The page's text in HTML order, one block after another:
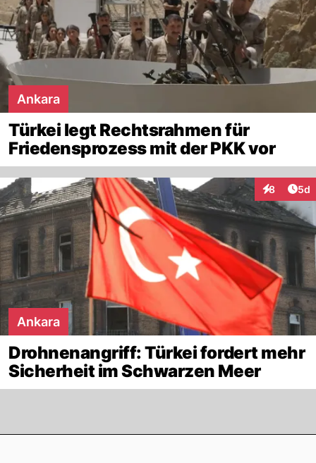
Ankara
Türkei legt Rechtsrahmen für
Friedensprozess mit der PKK vor
8 5d
Ankara
Drohnenangriff: Türkei fordert mehr
Sicherheit im Schwarzen Meer